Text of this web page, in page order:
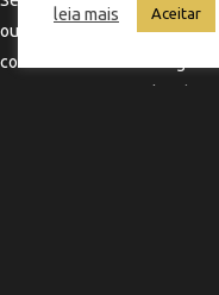
ou se sua pele apresentar
consultar um
leia mais Aceitar